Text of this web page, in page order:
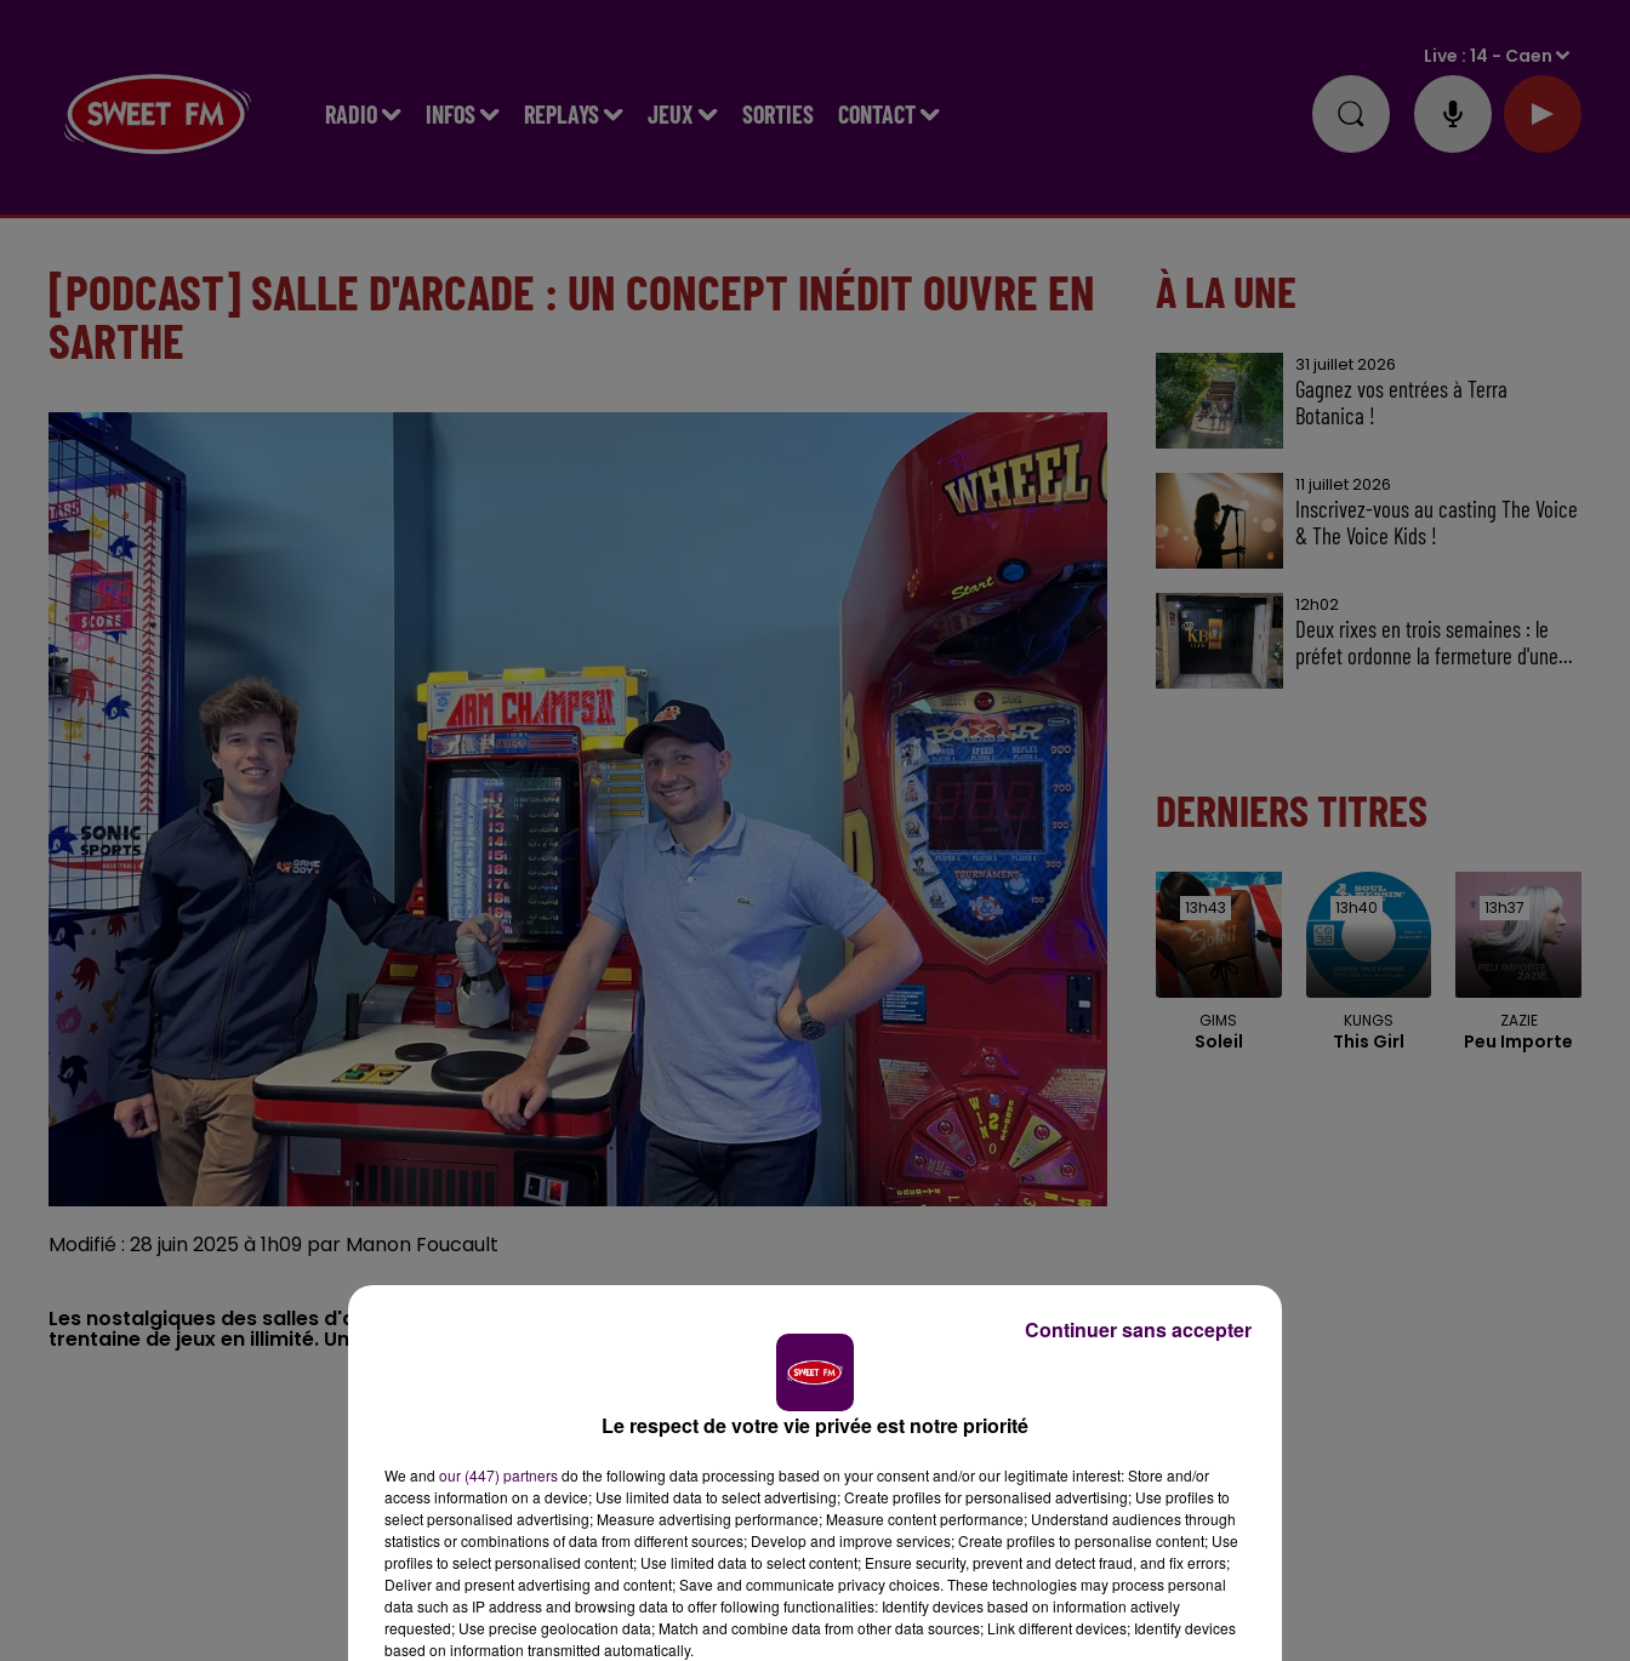
RADIO INFOS REPLAYS JEUX SORTIES CONTACT
Live :14 - Caen
[PODCAST] SALLE D'ARCADE : UN CONCEPT INÉDIT OUVRE EN
SARTHE
Modifié : 28 juin 2025 à 1h09 par Manon Foucault
Les nostalgiques des salles d'arcade ont rendez-vous chez Gamejoy, au Mans. La structure propose une
trentaine de jeux en illimité. Un reportage de Manon Foucault.
À LA UNE
31 juillet 2026
Gagnez vos entrées à Terra
Botanica !
11 juillet 2026
Inscrivez-vous au casting The Voice
& The Voice Kids !
12h02
Deux rixes en trois semaines : le
préfet ordonne la fermeture d'une...
DERNIERS TITRES
13h43
13h43
GIMS
Soleil
13h40
13h40
KUNGS
This Girl
13h37
13h37
ZAZIE
Peu Importe
Le respect de votre vie privée est notre priorité
We and our (447) partnersdo the following data processing based on your consent and/or our legitimate interest: Store and/or
access information on a device; Use limited data to select advertising; Create profiles for personalised advertising; Use profiles to
select personalised advertising; Measure advertising performance; Measure content performance; Understand audiences through
statistics or combinations of data from different sources; Develop and improve services; Create profiles to personalise content; Use
profiles to select personalised content; Use limited data to select content; Ensure security, prevent and detect fraud, and fix errors;
Deliver and present advertising and content; Save and communicate privacy choices. These technologies may process personal
data such as IP address and browsing data to offer following functionalities: Identify devices based on information actively
requested; Use precise geolocation data; Match and combine data from other data sources; Link different devices; Identify devices
based on information transmitted automatically.
Continuer sans accepter